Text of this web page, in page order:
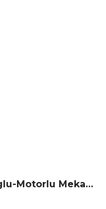
Serlas 2’li Kanepe (2 Şezlonglu-Motorlu Mekanizma)